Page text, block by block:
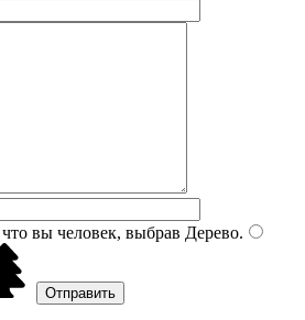
вы человек, выбрав Дерево.